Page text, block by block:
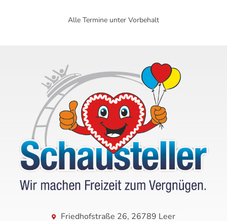
Alle Termine unter Vorbehalt
Friedhofstraße 26, 26789 Leer